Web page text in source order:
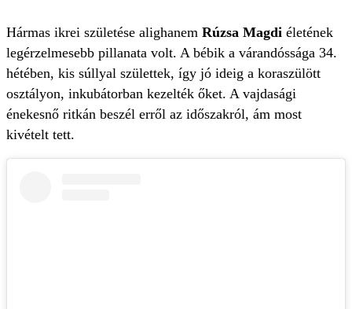
Hármas ikrei születése alighanem Rúzsa Magdi életének
legérzelmesebb pillanata volt. A bébik a várandóssága 34.
hétében, kis súllyal születtek, így jó ideig a koraszülött
osztályon, inkubátorban kezelték őket. A vajdasági
énekesnő ritkán beszél erről az időszakról, ám most
kivételt tett.